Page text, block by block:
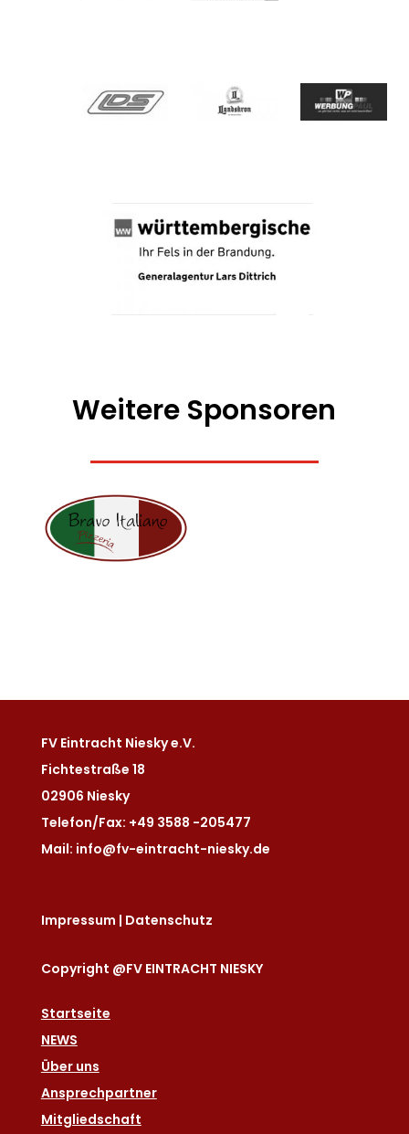
Weitere Sponsoren
FV Eintracht Niesky e.V.
Fichtestraße 18
02906 Niesky
Telefon/Fax: +49 3588 -205477
Mail: info@fv-eintracht-niesky.de
Impressum | Datenschutz
Copyright @FV EINTRACHT NIESKY
Startseite
NEWS
Über uns
Ansprechpartner
Mitgliedschaft